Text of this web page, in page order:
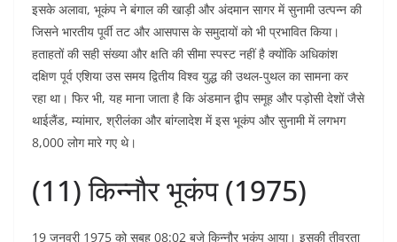
इसके अलावा, भूकंप ने बंगाल की खाड़ी और अंदमान सागर में सुनामी उत्पन्न की
जिसने भारतीय पूर्वी तट और आसपास के समुदायों को भी प्रभावित किया।
हताहतों की सही संख्या और क्षति की सीमा स्पस्ट नहीं है क्योंकि अधिकांश
दक्षिण पूर्व एशिया उस समय द्वितीय विश्व युद्ध की उथल-पुथल का सामना कर
रहा था। फिर भी, यह माना जाता है कि अंडमान द्वीप समूह और पड़ोसी देशों जैसे
थाईलैंड, म्यांमार, श्रीलंका और बांग्लादेश में इस भूकंप और सुनामी में लगभग
8,000 लोग मारे गए थे।
(11) किन्नौर भूकंप (1975)
19 जनवरी 1975 को सुबह 08:02 बजे किन्नौर भूकंप आया। इसकी तीव्रता